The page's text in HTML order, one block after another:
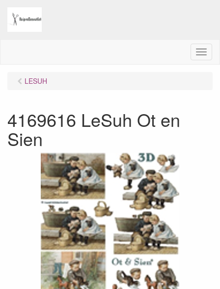
M
e
LESUH
4169616 LeSuh Ot en
Sien